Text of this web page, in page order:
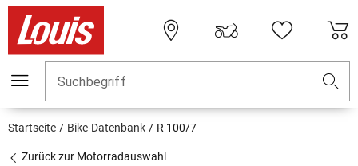
Suchbegriff
Startseite Bike-Datenbank R 100/7
Zurück zur Motorradauswahl